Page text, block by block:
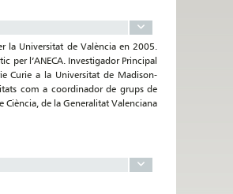
la Universitat de València en 2005.
per l’ANECA. Investigador Principal
Curie a la Universitat de Madison-
com a coordinador de grups de
Ciència, de la Generalitat Valenciana